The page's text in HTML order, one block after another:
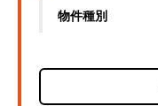
物件種別